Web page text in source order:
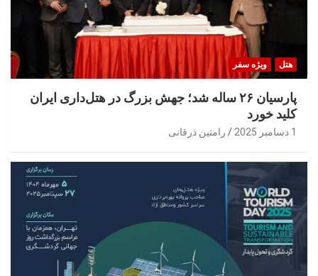
هتل ویژه سفر
پارسیان ۲۶ ساله شد؛ جهش بزرگ در هتل‌داری ایران
کلید خورد
1 دسامبر 2025 رامتین ذرقانی